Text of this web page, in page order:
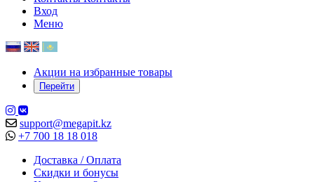
Вход
Меню
Акции на избранные товары
Перейти
support@megapit.kz
+7 700 18 18 018
Доставка / Оплата
Скидки и бонусы